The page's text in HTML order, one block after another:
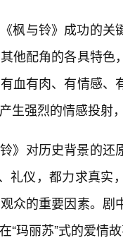
枫与铃》成功的
他配角的各具特
血有肉、有情感
生强烈的情感投射
》对历史背景的还
礼仪，都力求真
众的重要因素。
“玛丽苏”式的爱情